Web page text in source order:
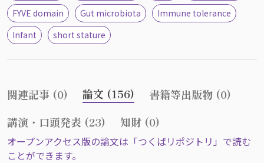
FYVE domain
Gut microbiota
Immune tolerance
Infant
short stature
関連記事 (0) 論文 (156)
書籍等出版物 (0)
講演・口頭発表 (23)
知財 (0)
オープンアクセス版の論文は「つくばリポジトリ」で読む
ことができます。